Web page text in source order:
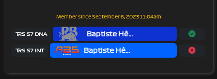
Member since September 6, 2023 11:04am
TRS S7 DNA Baptiste Hê...
TRS S7 INT Baptiste Hê...